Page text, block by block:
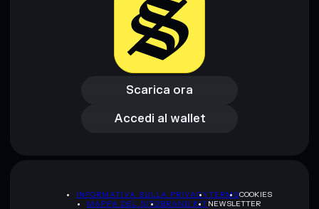
Scarica ora
Scarica ora
Accedi al wallet
Accedi al wallet
INFORMATIVA SULLA PRIVACYTERMSCOOKIES
MAPPA DEL SITOBRAND KITNEWSLETTER